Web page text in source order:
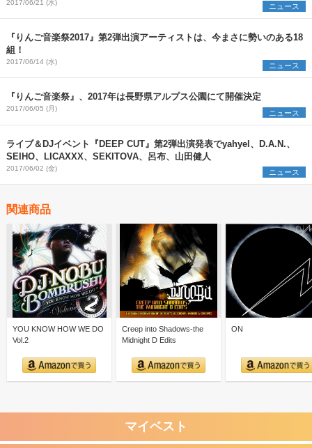
2017/06/21 (水) ニュース
『りんご音楽祭2017』第2弾出演アーティストは、今まさに勢いのある18
組！
2017/06/14 (水) ニュース
『りんご音楽祭』、2017年は長野県アルプス公園にて開催決定
2017/06/05 (月) ニュース
ライブ＆DJイベント『DEEP CUT』第2弾出演発表でyahyel、D.A.N.、
SEIHO、LICAXXX、SEKITOVA、呂布、山田健人
2017/06/02 (金) ニュース
関連商品
YOU KNOW HOW WE DO
Vol.2
Creep into Shadows-the
Midnight D Edits
ON
マイベスト